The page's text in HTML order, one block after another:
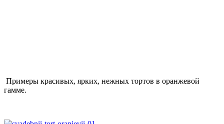
Примеры красивых, ярких, нежных тортов в оранжевой
гамме.